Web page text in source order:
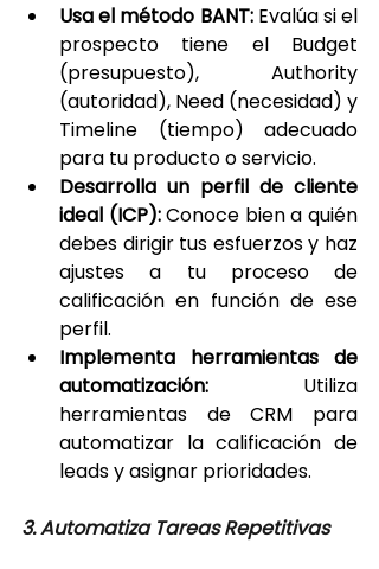
Usa el método BANT: Evalúa si el
prospecto tiene el Budget
(presupuesto), Authority
(autoridad), Need (necesidad) y
Timeline (tiempo) adecuado
para tu producto o servicio.
Desarrolla un perfil de cliente
ideal (ICP): Conoce bien a quién
debes dirigir tus esfuerzos y haz
ajustes a tu proceso de
calificación en función de ese
perfil.
Implementa herramientas de
automatización: Utiliza
herramientas de CRM para
automatizar la calificación de
leads y asignar prioridades.
3. Automatiza Tareas Repetitivas